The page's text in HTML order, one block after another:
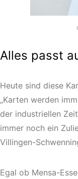
Alles passt
Heute sind diese
„Karten werden
der industriellen
immer noch ein
Villingen-
Egal ob Mensa-